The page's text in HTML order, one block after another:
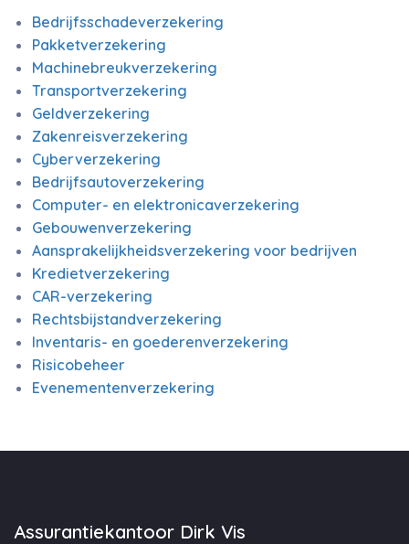
Bedrijfsschadeverzekering
Pakketverzekering
Machinebreukverzekering
Transportverzekering
Geldverzekering
Zakenreisverzekering
Cyberverzekering
Bedrijfsautoverzekering
Computer- en elektronicaverzekering
Gebouwenverzekering
Aansprakelijkheidsverzekering voor bedrijven
Kredietverzekering
CAR-verzekering
Rechtsbijstandverzekering
Inventaris- en goederenverzekering
Risicobeheer
Evenementenverzekering
Assurantiekantoor Dirk Vis